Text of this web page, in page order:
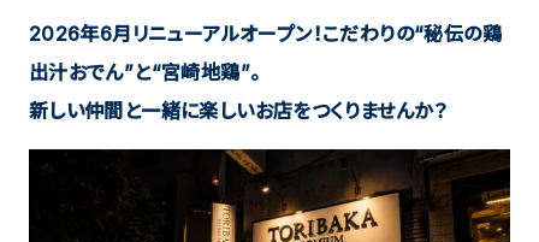
2026年6月リニューアルオープン！こだわりの“秘伝の鶏
出汁おでん”と“宮崎地鶏”。
新しい仲間と一緒に楽しいお店をつくりませんか？